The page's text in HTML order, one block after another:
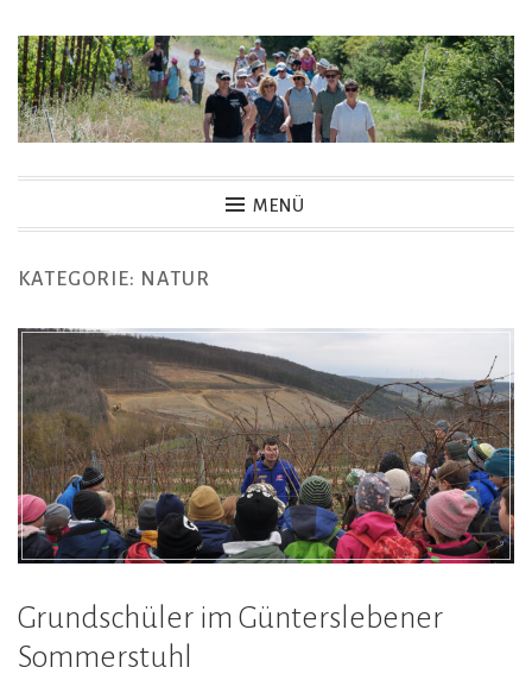
Zum
Inhalt
springen
MENÜ
KATEGORIE: NATUR
Grundschüler im Günterslebener
Sommerstuhl